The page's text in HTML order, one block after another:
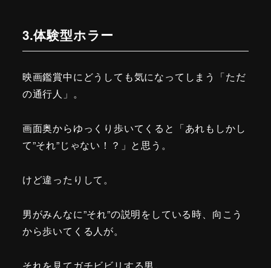
3.体験型ホラー
映画鑑賞中にどうしても気になってしまう「ただ
の通行人」。
画面奥からゆっくり歩いてくると「あれもしかし
て”それ”じゃない！？」と思う。
けど違ったりして。
男がみんなに”それ”の説明をしている時、向こう
から歩いてくる人が。
それを見てガチビビリする男。